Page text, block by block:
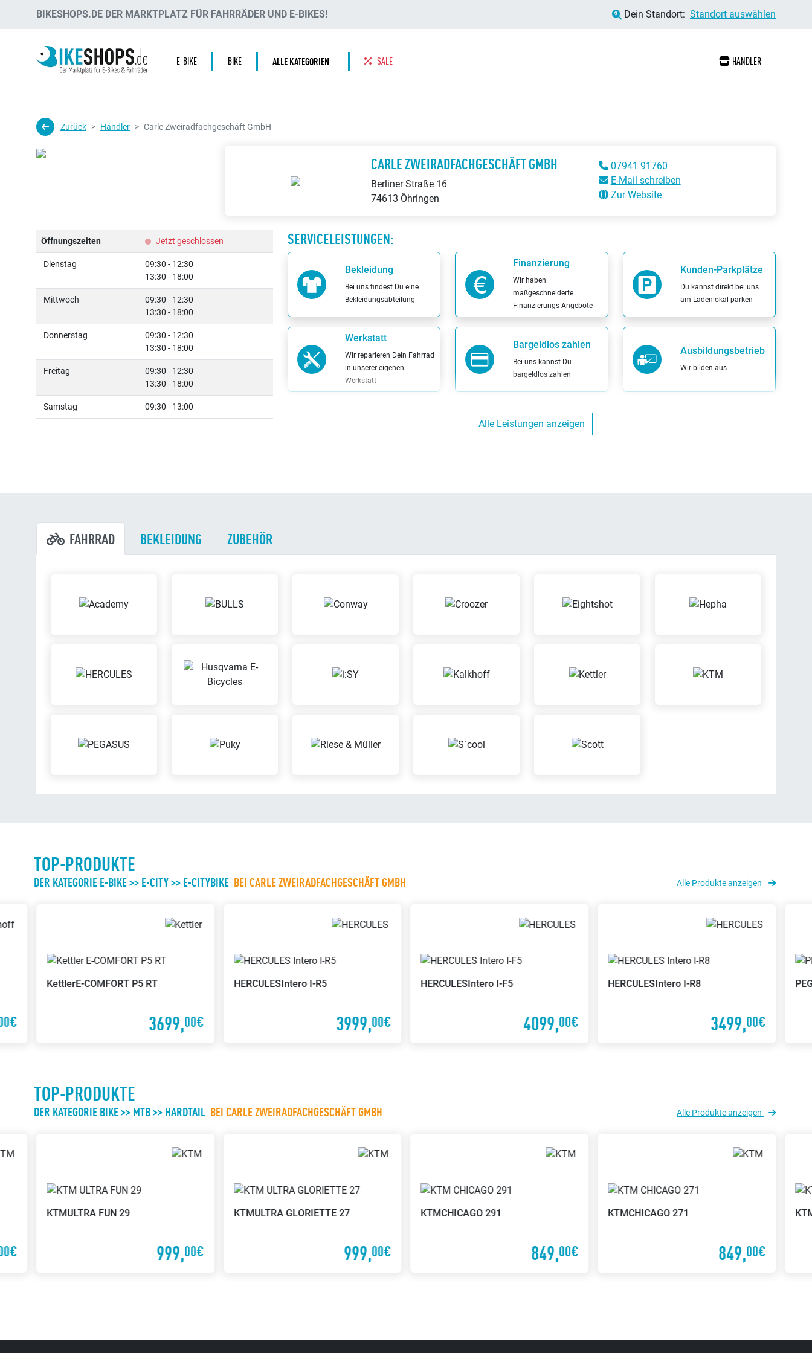
BIKESHOPS.DE DER MARKTPLATZ FÜR FAHRRÄDER UND E-BIKES! Dein Standort: Standort auswählen
E-BIKE BIKE ALLE KATEGORIEN SALE HÄNDLER
Zurück Händler Carle Zweiradfachgeschäft GmbH
CARLE ZWEIRADFACHGESCHÄFT GMBH
Berliner Straße 16
74613 Öhringen
07941 91760
E-Mail schreiben
Zur Website
Öffnungszeiten Jetzt geschlossen
Dienstag
09:30 - 12:30
13:30 - 18:00
Mittwoch
09:30 - 12:30
13:30 - 18:00
Donnerstag
09:30 - 12:30
13:30 - 18:00
Freitag
09:30 - 12:30
13:30 - 18:00
Samstag 09:30 - 13:00
SERVICELEISTUNGEN:
Bekleidung
Bei uns findest Du eine
Bekleidungsabteilung
Finanzierung
Wir haben
maßgeschneiderte
Finanzierungs-Angebote
Kunden-Parkplätze
Du kannst direkt bei uns
am Ladenlokal parken
Werkstatt
Wir reparieren Dein Fahrrad
in unserer eigenen
Werkstatt
Bargeldlos zahlen
Bei uns kannst Du
bargeldlos zahlen
Ausbildungsbetrieb
Wir bilden aus
Inzahlungnahme
möglich
gegen Diebstahl oder
Alle Leistungen anzeigen
FAHRRAD BEKLEIDUNG ZUBEHÖR
TOP-PRODUKTE
DER KATEGORIE E-BIKE >> E-CITY >> E-CITYBIKE BEI CARLE ZWEIRADFACHGESCHÄFT GMBH Alle Produkte anzeigen
KettlerE-COMFORT P5 RT
3699,00€
HERCULESIntero I-R5
3999,00€
HERCULESIntero I-F5
4099,00€
HERCULESIntero I-R8
3499,00€
TOP-PRODUKTE
DER KATEGORIE BIKE >> MTB >> HARDTAIL BEI CARLE ZWEIRADFACHGESCHÄFT GMBH Alle Produkte anzeigen
KTMULTRA FUN 29
999,00€
KTMULTRA GLORIETTE 27
999,00€
KTMCHICAGO 291
849,00€
KTMCHICAGO 271
849,00€